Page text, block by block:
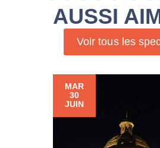
AUSSI
Voir tous les
MAR
30
JUIN